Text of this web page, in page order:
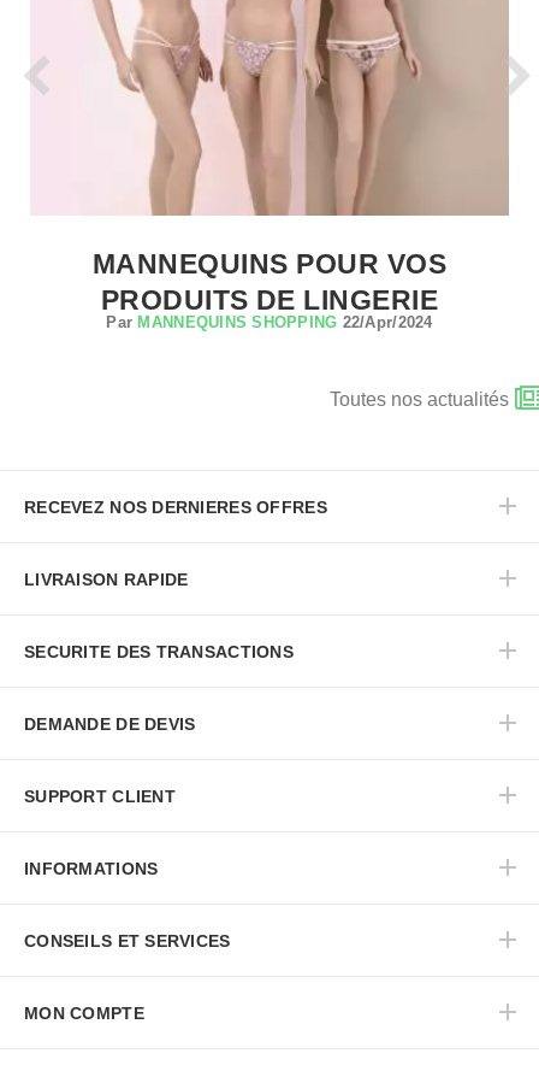
MANNEQUINS POUR VOS
PRODUITS DE LINGERIE
Par MANNEQUINS SHOPPING 22/Apr/2024
Toutes nos actualités
RECEVEZ NOS DERNIERES OFFRES
LIVRAISON RAPIDE
SECURITE DES TRANSACTIONS
DEMANDE DE DEVIS
SUPPORT CLIENT
INFORMATIONS
CONSEILS ET SERVICES
MON COMPTE